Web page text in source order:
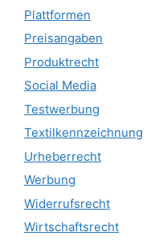
Plattformen
Preisangaben
Produktrecht
Social Media
Testwerbung
Textilkennzeichnung
Urheberrecht
Werbung
Widerrufsrecht
Wirtschaftsrecht